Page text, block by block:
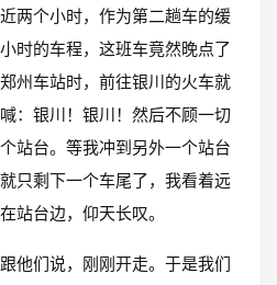
两个小时，作为第二趟车的缓
时的车程，这班车竟然晚点了
州车站时，前往银川的火车就
：银川！银川！然后不顾一切
站台。等我冲到另外一个站台
只剩下一个车尾了，我看着远
站台边，仰天长叹。
他们说，刚刚开走。于是我们